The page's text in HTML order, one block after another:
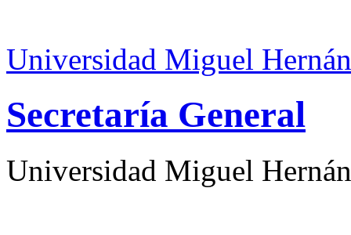
Universidad Miguel
Secretaría General
Universidad Miguel